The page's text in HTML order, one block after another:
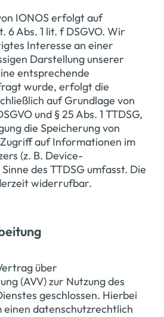
IONOS erfolgt auf
6 Abs. 1 lit. f DSGVO. Wir
Interesse an einer
Darstellung unserer
entsprechende
wurde, erfolgt die
auf Grundlage von
und § 25 Abs. 1 TTDSG,
die Speicherung von
auf Informationen im
(z. B. Device-
des TTDSG umfasst. Die
widerrufbar.
über
(AVV) zur Nutzung des
geschlossen. Hierbei
einen datenschutzrechtlich